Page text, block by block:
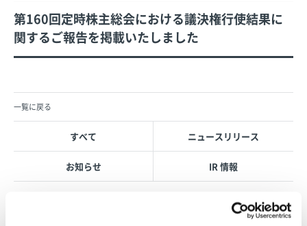
第160回定時株主総会における議決権行使結果に
関するご報告を掲載いたしました
一覧に戻る
すべて ニュースリリース
お知らせ IR 情報